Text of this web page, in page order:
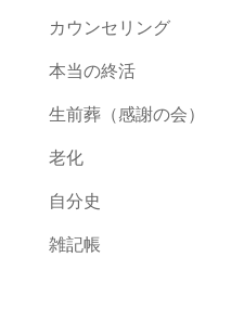
カウンセリング
本当の終活
生前葬（感謝の会）
老化
自分史
雑記帳